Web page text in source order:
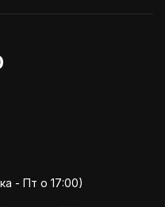
- Пт о 17:00)